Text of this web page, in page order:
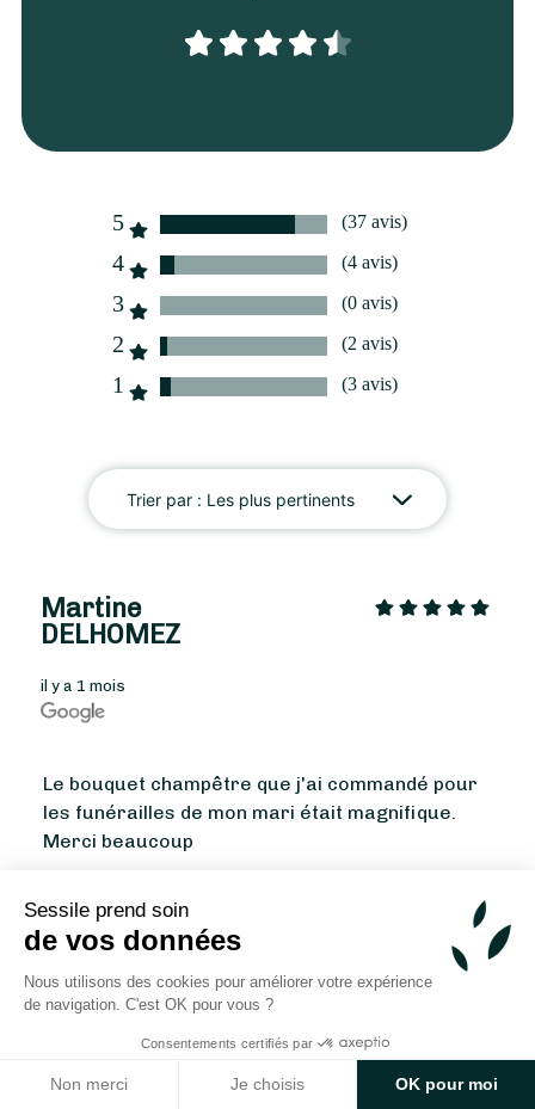
Sessile prend soin
de vos données
Nous utilisons des cookies pour améliorer votre expérience
de navigation. C'est OK pour vous ?
Consentements certifiés par
Non merci Je choisis OK pour moi
À partir de30€ -
Bouquet avec Hortansia
À partir de35€ -
Bouquet Remerciements
Trier par : Les plus pertinents
5 (37 avis)
4 (4 avis)
3 (0 avis)
2 (2 avis)
1 (3 avis)
Martine
DELHOMEZ
il y a 1 mois
Le bouquet champêtre que j'ai commandé pour
les funérailles de mon mari était magnifique.
Merci beaucoup
Marie Debon
il y a 2 mois
Très déçue pour 2 raisons: 1. Bouquet pas du tt